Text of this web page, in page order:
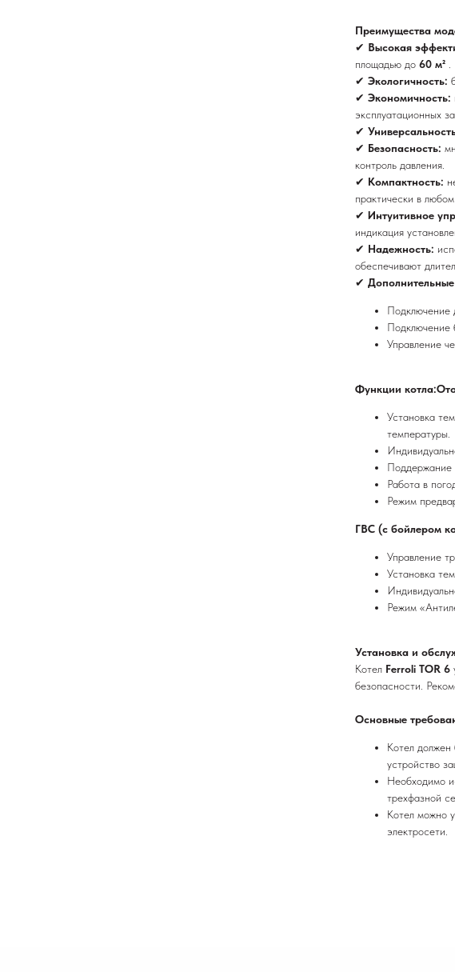
Преимущества
✔ Высокая
площадью до 60 м²
✔ Экологичность:
✔ Экономичность:
эксплуатационных
✔
✔ Безопасность:
контроль давления.
✔ Компактность:
практически в
✔ Интуитивное
индикация
✔ Надежность:
обеспечивают
✔
Подключение
Подключение
Управление
Функции
Установка
температуры.
Поддержание
Работа в
Режим
ГВС (с бойлером
Управление
Установка
Режим
Установка и
Котел Ferroli TOR 6
безопасности.
Основные
Котел должен
устройство
Необходимо
трехфазной
Котел можно
электросети.